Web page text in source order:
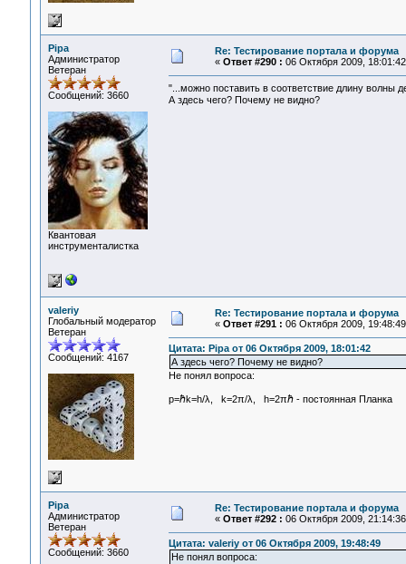
Pipa
Администратор
Ветеран
Сообщений: 3660
Квантовая
инструменталистка
Re: Тестирование портала и форума
« Ответ #290 : 06 Октября 2009,
"...можно поставить в соответствие длину волны
А здесь чего? Почему не видно?
valeriy
Глобальный модератор
Ветеран
Сообщений: 4167
Re: Тестирование портала и форума
« Ответ #291 : 06 Октября 2009,
Цитата: Pipa от 06 Октября 2009, 18:01:42
А здесь чего? Почему не видно?
Не понял вопроса:
p=ℏk=h/λ, k=2π/λ, h=2πℏ - постоянная Планка
Pipa
Администратор
Ветеран
Сообщений: 3660
Re: Тестирование портала и форума
« Ответ #292 : 06 Октября 2009,
Цитата: valeriy от 06 Октября 2009, 19:48:49
Не понял вопроса: